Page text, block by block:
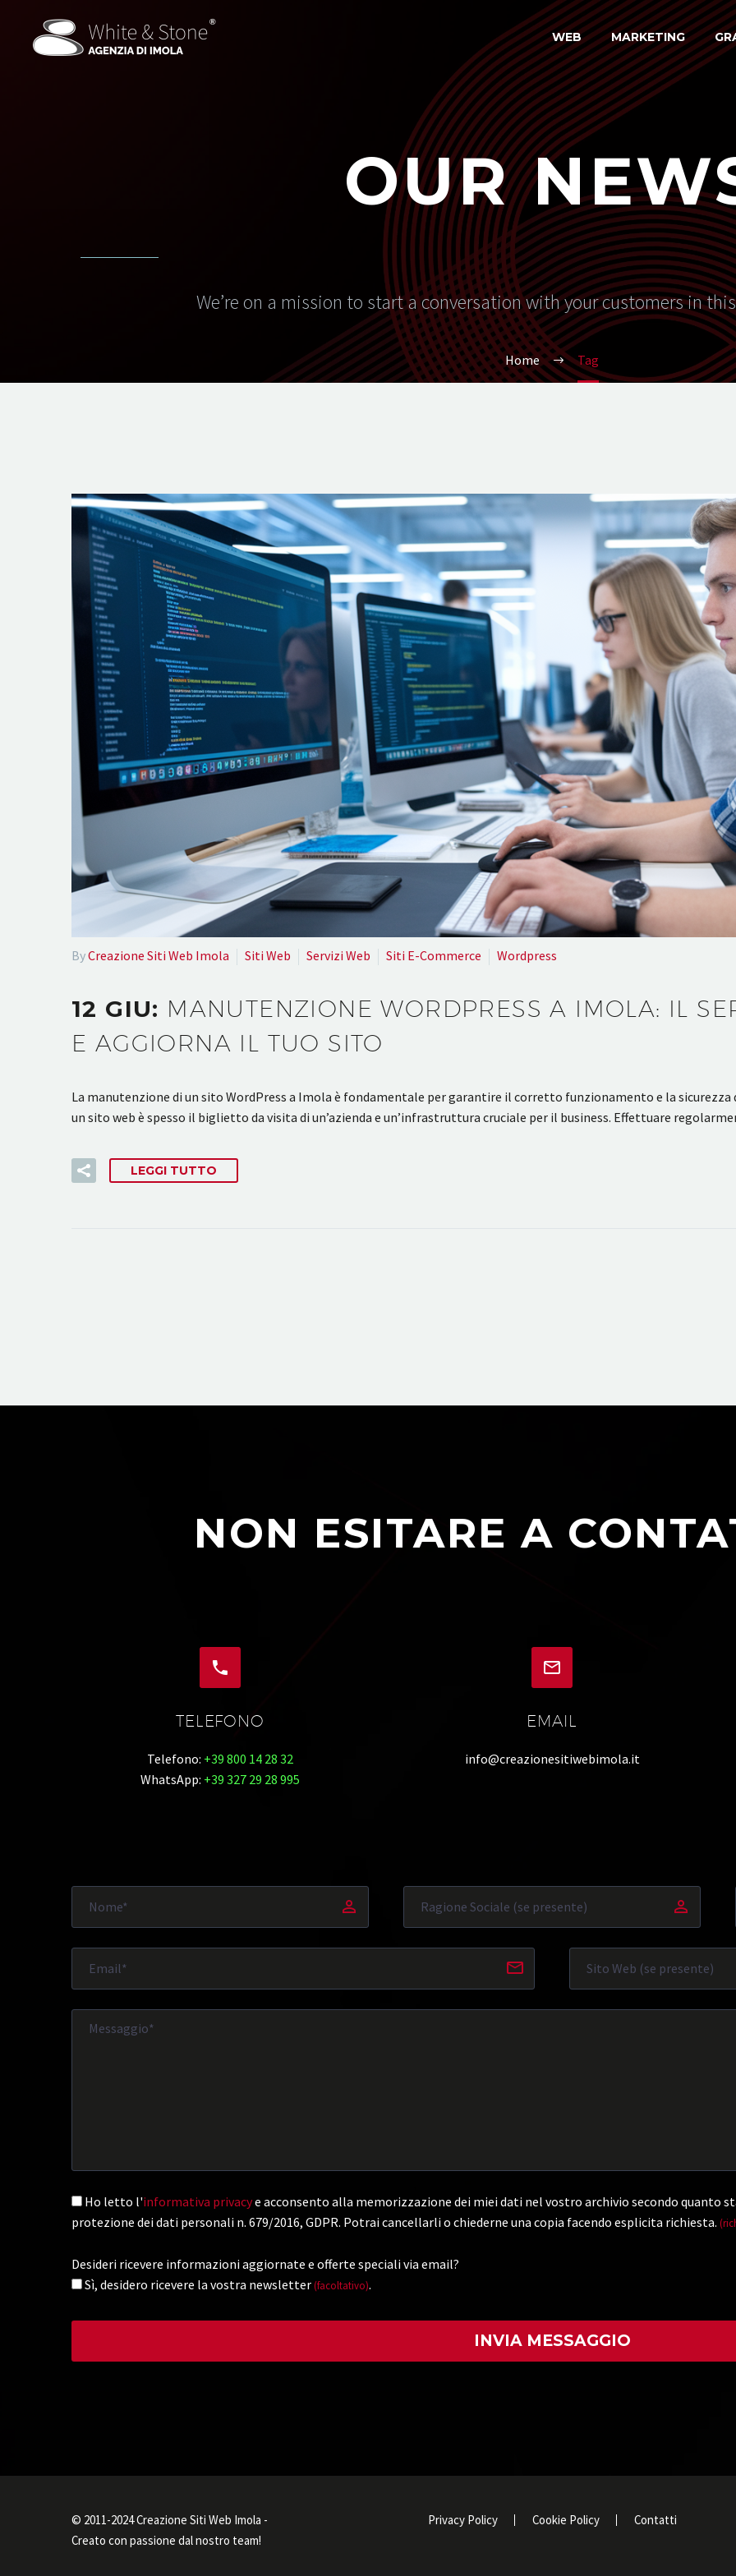
WEB MARKETING
OUR
We’re on a mission to start a conversation with your customers in
Home Tag
ByCreazione Siti Web Imola Siti Web Servizi Web Siti E-Commerce Wordpress
12 GIU: MANUTENZIONE WORDPRESS A IMOLA: IL
E AGGIORNA IL TUO SITO
La manutenzione di un sito WordPress a Imola è fondamentale per garantire il corretto funzionamento e la
un sito web è spesso il biglietto da visita di un’azienda e un’infrastruttura cruciale per il business. Effettuare
LEGGI TUTTO
NON ESITARE A


TELEFONO
Telefono: +39 800 14 28 32
WhatsApp: +39 327 29 28 995


EMAIL
info@creazionesitiwebimola.it
Ho letto l'informativa privacye acconsento alla memorizzazione dei miei dati nel vostro archivio secondo quanto
protezione dei dati personali n. 679/2016, GDPR. Potrai cancellarli o chiederne una copia facendo esplicita richiesta.
Desideri ricevere informazioni aggiornate e offerte speciali via email?
Sì, desidero ricevere la vostra newsletter (facoltativo).
Privacy Policy Cookie Policy Contatti
© 2011-2024 Creazione Siti Web Imola -
Creato con passione dal nostro team!